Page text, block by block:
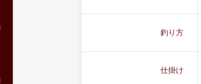
釣り方
仕掛け